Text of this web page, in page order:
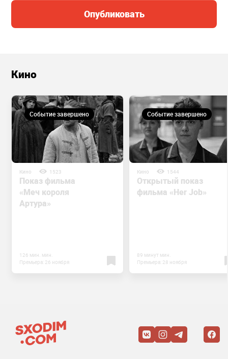
Опубликовать
Кино
Событие завершено
Кино 1523
Показ фильма
«Меч короля
Артура»
126 мин. мин.
Премьера: 26 ноября
Событие завершено
Кино 1544
Открытый показ
фильма «Her Job»
89 минут мин.
Премьера: 28 ноября